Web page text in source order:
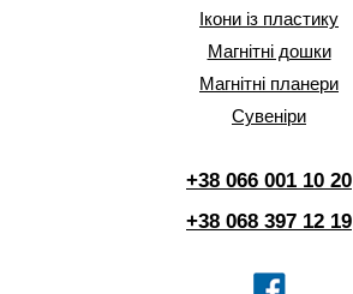
Ікони із пластику
Магнітні дошки
Магнітні планери
Сувеніри
+38 066 001 10 20
+38 068 397 12 19